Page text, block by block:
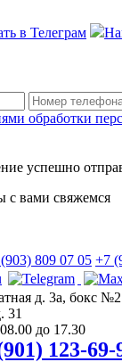
в Телеграм
обработки
успешно
вами свяжемся
809 07 05 +7
д. 3а, бокс №2
31
до 17.30
123-69-